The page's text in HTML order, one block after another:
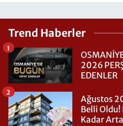
Trend Haberler
2026
EDENLER
1
Ağustos
Belli Oldu!
Kadar
2